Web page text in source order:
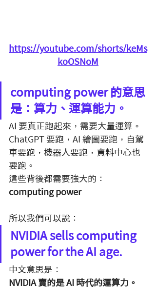
https://youtube.com/shorts/keMs
koOSNoM
computing power 的意思
是：算力、運算能力。
AI 要真正跑起來，需要大量運算。
ChatGPT 要跑，AI 繪圖要跑，自駕
車要跑，機器人要跑，資料中心也
要跑。
這些背後都需要強大的：
computing power
所以我們可以說：
NVIDIA sells computing
power for the AI age.
中文意思是：
NVIDIA 賣的是 AI 時代的運算力。